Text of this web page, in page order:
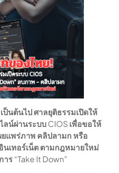
เป็นต้นไปศาลยุติธรรมเปิดให้
ลน์ผ่านระบบCIOSเพื่อขอให้
ยแพร่ภาพ คลิปลามก หรือ
เทอร์เน็ตตามกฎหมายใหม่
าร“Take It Down”